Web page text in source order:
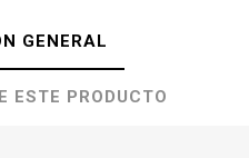
GENERAL
ESTE PRODUCTO